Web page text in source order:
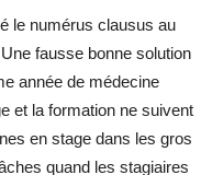
le numérus clausus au
fausse bonne solution
année de médecine
et la formation ne suivent
en stage dans les gros
quand les stagiaires